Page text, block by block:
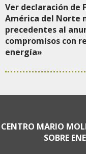
Ver declaración de
América del Norte
precedentes al
compromisos con
energía»
CENTRO MARIO
SOBRE